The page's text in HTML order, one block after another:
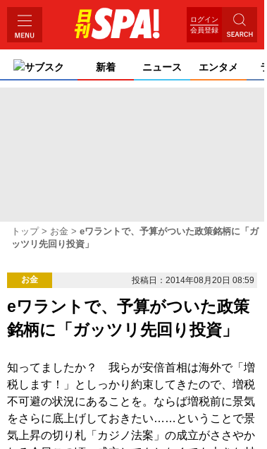
ログイン
会員登録
サブスク 新着 ニュース エンタメ
トップ お金
eワラントで、予算がついた政策銘柄に「ガ
ッツリ先回り投資」
お金 投稿日：2014年08月20日 08:59
eワラントで、予算がついた政策
銘柄に「ガッツリ先回り投資」
知ってましたか？ 我らが安倍首相は海外で「増
税します！」としっかり約束してきたので、増税
不可避の状況にあることを。ならば増税前に景気
をさらに底上げしておきたい……ということで景
気上昇の切り札「カジノ法案」の成立がささやか